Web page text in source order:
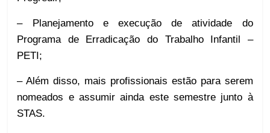
– Planejamento e execução de atividade do
Programa de Erradicação do Trabalho Infantil –
PETI;
– Além disso, mais profissionais estão para serem
nomeados e assumir ainda este semestre junto à
STAS.